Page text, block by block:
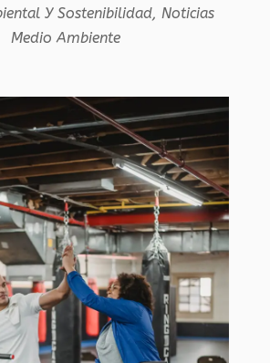
Y Sostenibilidad,Noticias
Medio Ambiente